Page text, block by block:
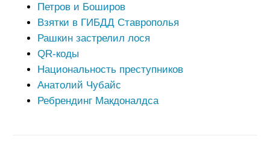
Петров и Боширов
Взятки в ГИБДД Ставрополья
Рашкин застрелил лося
QR-коды
Национальность преступников
Анатолий Чубайс
Ребрендинг Макдоналдса